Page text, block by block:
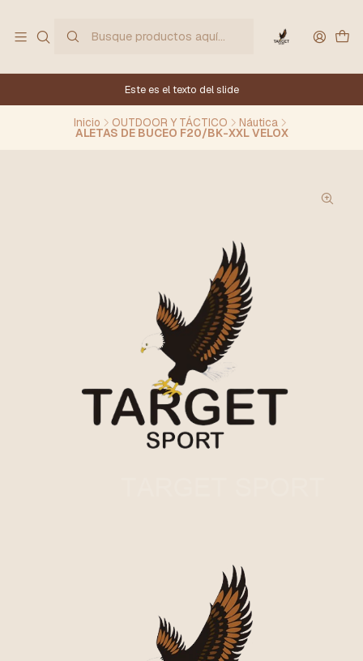
Este es el texto del slide
Inicio OUTDOOR Y TÁCTICO Náutica
ALETAS DE BUCEO F20/BK-XXL VELOX